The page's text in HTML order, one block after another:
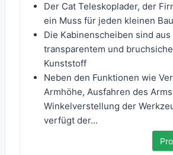
Der Cat Teleskoplader, der
ein Muss für jeden kleinen
Die Kabinenscheiben sind aus
transparentem und
Kunststoff
Neben den Funktionen wie
Armhöhe, Ausfahren des
Winkelverstellung der
verfügt der...